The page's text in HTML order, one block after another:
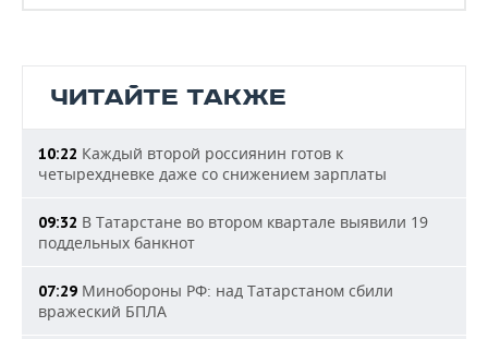
ЧИТАЙТЕ ТАКЖЕ
10:22 Каждый второй россиянин готов к
четырехдневке даже со снижением зарплаты
09:32 В Татарстане во втором квартале выявили 19
поддельных банкнот
07:29 Минобороны РФ: над Татарстаном сбили
вражеский БПЛА